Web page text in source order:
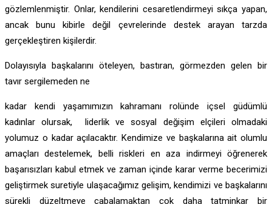
gözlemlenmiştir. Onlar, kendilerini cesaretlendirmeyi sıkça yapan,
ancak bunu kibirle değil çevrelerinde destek arayan tarzda
gerçekleştiren kişilerdir.
Dolayısıyla başkalarını öteleyen, bastıran, görmezden gelen bir
tavır sergilemeden ne
kadar kendi yaşamımızın kahramanı rolünde içsel güdümlü
kadınlar olursak, liderlik ve sosyal değişim elçileri olmadaki
yolumuz o kadar açılacaktır. Kendimize ve başkalarına ait olumlu
amaçları destelemek, belli riskleri en aza indirmeyi öğrenerek
başarısızları kabul etmek ve zaman içinde karar verme becerimizi
geliştirmek suretiyle ulaşacağımız gelişim, kendimizi ve başkalarını
sürekli düzeltmeye çabalamaktan çok daha tatminkar bir